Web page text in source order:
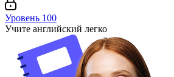
Уровень 100
Учите английский легко